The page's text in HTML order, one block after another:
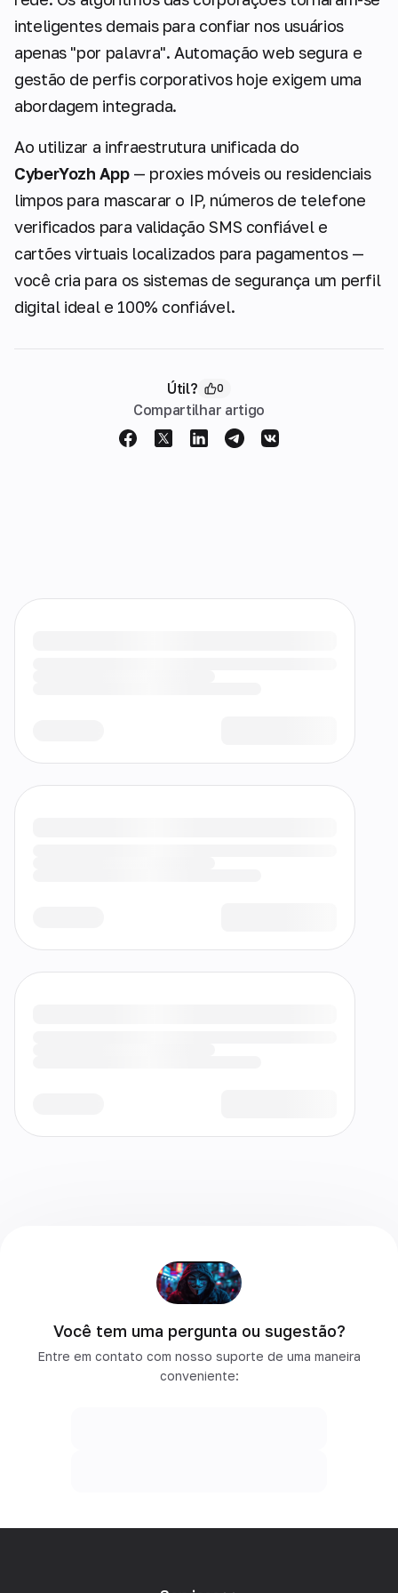
inteligentes demais para confiar nos usuários
apenas "por palavra". Automação web segura e
gestão de perfis corporativos hoje exigem uma
abordagem integrada.
Ao utilizar a infraestrutura unificada do
CyberYozh App— proxies móveis ou residenciais
limpos para mascarar o IP, números de telefone
verificados para validação SMS confiável e
cartões virtuais localizados para pagamentos —
você cria para os sistemas de segurança um perfil
digital ideal e 100% confiável.
Útil? 0
Compartilhar artigo
Você tem uma pergunta ou sugestão?
Entre em contato com nosso suporte de uma maneira
conveniente: